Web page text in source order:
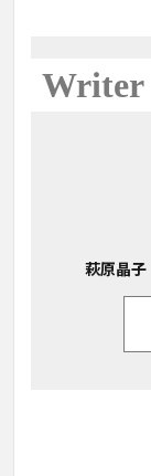
Writer
萩原晶子